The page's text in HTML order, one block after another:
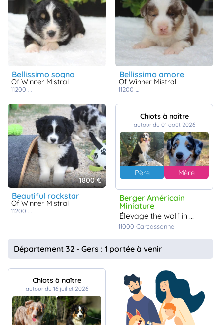
bellissimo sogno
Of Winner Mistral
11200
bellissimo amore
Of Winner Mistral
11200
1800 €
beautiful rockstar
Of Winner Mistral
11200
Chiots à naître
autour du 01 août 2026
Père Mère
Berger Américain
Miniature
élevage the wolf in the valley
11000 Carcassonne
Département 32 - Gers : 1 portée à venir
Chiots à naître
autour du 16 juillet 2026